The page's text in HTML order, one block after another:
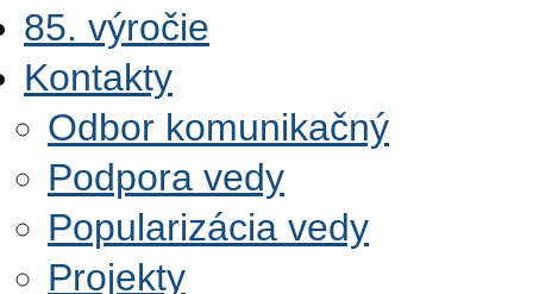
85. výročie
Kontakty
Odbor komunikačný
Podpora vedy
Popularizácia vedy
Projekty